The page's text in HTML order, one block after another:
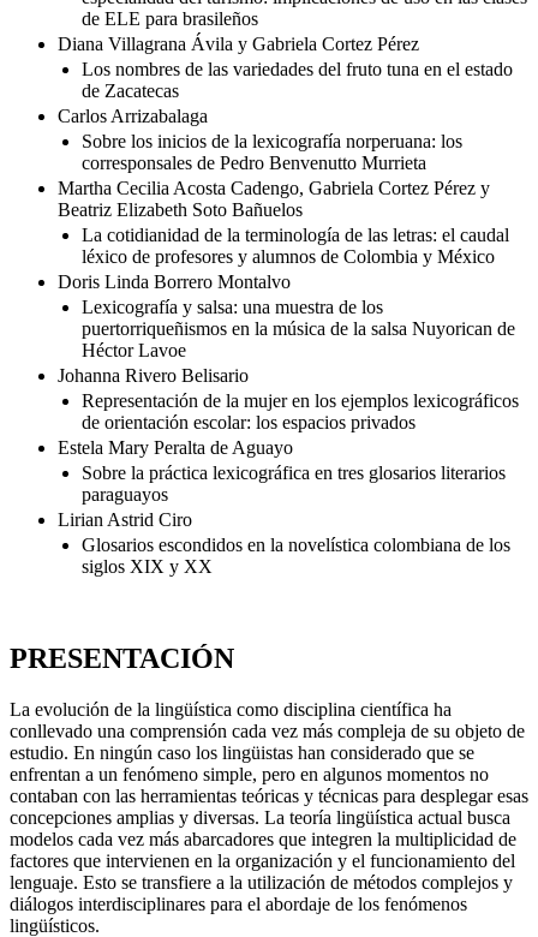
de ELE para brasileños
Diana Villagrana Ávila y Gabriela Cortez Pérez
Los nombres de las variedades del fruto tuna en el estado
de Zacatecas
Carlos Arrizabalaga
Sobre los inicios de la lexicografía norperuana: los
corresponsales de Pedro Benvenutto Murrieta
Martha Cecilia Acosta Cadengo, Gabriela Cortez Pérez y
Beatriz Elizabeth Soto Bañuelos
La cotidianidad de la terminología de las letras: el caudal
léxico de profesores y alumnos de Colombia y México
Doris Linda Borrero Montalvo
Lexicografía y salsa: una muestra de los
puertorriqueñismos en la música de la salsa Nuyorican de
Héctor Lavoe
Johanna Rivero Belisario
Representación de la mujer en los ejemplos lexicográficos
de orientación escolar: los espacios privados
Estela Mary Peralta de Aguayo
Sobre la práctica lexicográfica en tres glosarios literarios
paraguayos
Lirian Astrid Ciro
Glosarios escondidos en la novelística colombiana de los
siglos XIX y XX
PRESENTACIÓN
La evolución de la lingüística como disciplina científica ha
conllevado una comprensión cada vez más compleja de su objeto de
estudio. En ningún caso los lingüistas han considerado que se
enfrentan a un fenómeno simple, pero en algunos momentos no
contaban con las herramientas teóricas y técnicas para desplegar esas
concepciones amplias y diversas. La teoría lingüística actual busca
modelos cada vez más abarcadores que integren la multiplicidad de
factores que intervienen en la organización y el funcionamiento del
lenguaje. Esto se transfiere a la utilización de métodos complejos y
diálogos interdisciplinares para el abordaje de los fenómenos
lingüísticos.